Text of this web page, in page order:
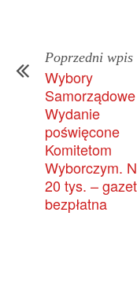
Poprzedni wpis
Wybory
Wydanie
poświęcone
Komitetom
Wyborczym.
20 tys. –
bezpłatna